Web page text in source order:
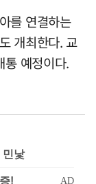
를 연결하는
개최한다. 교
예정이다.
민낯